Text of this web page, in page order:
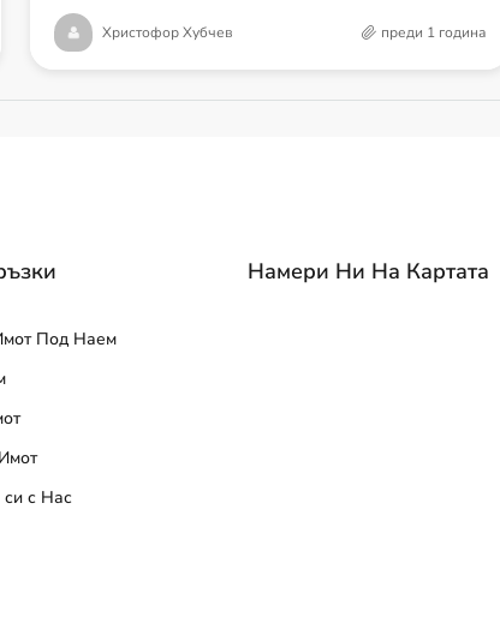
Христофор Хубчев преди 1 година
Под Наем
с Нас
Намери Ни На Картата